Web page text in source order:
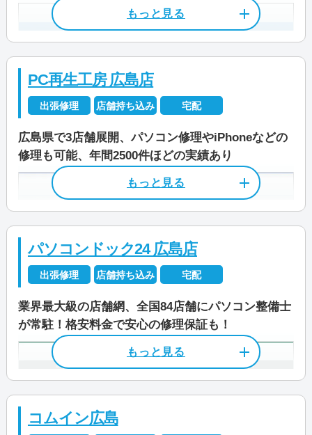
料金・メニューを見る
公式サイトを見る
電話相談・お問い合わせ
0120-533-117
特徴
カード決済 モバイル決済
データ保護
即日対応可
全メーカー対応
駆けつけ修理対応エリア
区/南区
資格/免許 パソコン整備士
料金・メニューを見る
公式サイトを見る
電話相談・お問い合わせ
0120-240-499
特徴
カード決済 モバイル決済
法人対応可
データ保護
即日対応可
全メーカー対応
パソコン処分
パソコン販売
駆けつけ修理対応エリア
店舗住所
〒 733-0002
奥田ビル1F
JR山陽本線「横川」駅から徒歩8分・
広島電鉄「横川」駅から徒歩8分
分
営業時間 9:00～18:00
受付時間 9:00～21:00
定休日 不定休
資格/免許 パソコン整備士
料金 作業料金3,300円～
料金・メニューを見る
公式サイトを見る
店舗住所
〒 733-0834
広島県広島市西区草津新町2-23-24
受付時間 10:00～19:00
定休日 なし（年中無休）
資格/免許
マイクロソフト認定技術資格者（MC
料金 基本診断料金 6,600円
PC再生工房 広島店
出張修理 店舗持ち込み 宅配
広島県で3店舗展開、パソコン修理やiPhoneなどの
修理も可能、年間2500件ほどの実績あり
店舗住所
〒 730-0048
広島県広島市中区竹屋町8-12 益井ビ
受付時間 10:30～19:00
パソコンドック24 広島店
出張修理 店舗持ち込み 宅配
業界最大級の店舗網、全国84店舗にパソコン整備士
が常駐！格安料金で安心の修理保証も！
コムイン広島